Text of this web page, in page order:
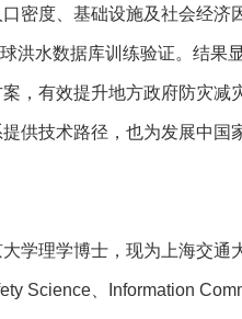
密度、基础设施及社会经济
洪水数据库训练验证。结果
，有效提升地方政府防灾
供技术路径，也为发展中国
学理学博士，现为上海交
Science、Information